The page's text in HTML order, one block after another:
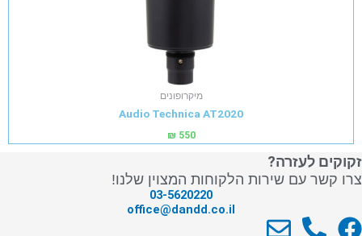
מיקרופונים
Audio Technica AT2020
₪ 550
זקוקים לעזרה?
צרו קשר עם שירות הלקוחות המצוין שלנו!
03-5620220
office@dandd.co.il
F
P
E